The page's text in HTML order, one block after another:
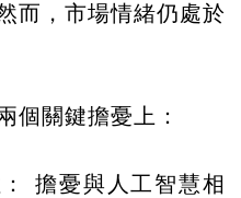
而，市場情緒仍處於
個關鍵擔憂上：
擔憂與人工智慧相